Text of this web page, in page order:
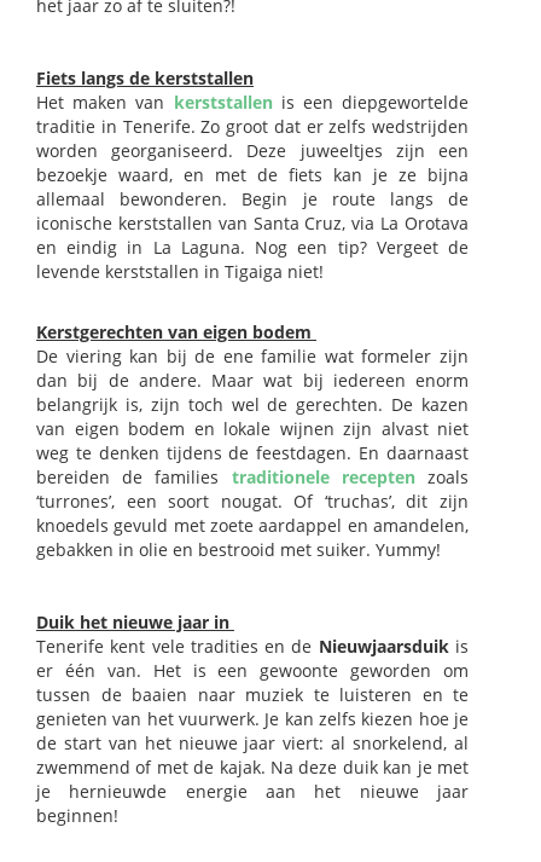
het jaar zo af te sluiten?!
Fiets langs de kerststallen
Het maken van kerststallenis een diepgewortelde
traditie in Tenerife. Zo groot dat er zelfs wedstrijden
worden georganiseerd. Deze juweeltjes zijn een
bezoekje waard, en met de fiets kan je ze bijna
allemaal bewonderen. Begin je route langs de
iconische kerststallen van Santa Cruz, via La Orotava
en eindig in La Laguna. Nog een tip? Vergeet de
levende kerststallen in Tigaiga niet!
Kerstgerechten van eigen bodem
De viering kan bij de ene familie wat formeler zijn
dan bij de andere. Maar wat bij iedereen enorm
belangrijk is, zijn toch wel de gerechten. De kazen
van eigen bodem en lokale wijnen zijn alvast niet
weg te denken tijdens de feestdagen. En daarnaast
bereiden de families traditionele receptenzoals
‘turrones’, een soort nougat. Of ‘truchas’, dit zijn
knoedels gevuld met zoete aardappel en amandelen,
gebakken in olie en bestrooid met suiker. Yummy!
Duik het nieuwe jaar in
Tenerife kent vele tradities en de Nieuwjaarsduikis
er één van. Het is een gewoonte geworden om
tussen de baaien naar muziek te luisteren en te
genieten van het vuurwerk. Je kan zelfs kiezen hoe je
de start van het nieuwe jaar viert: al snorkelend, al
zwemmend of met de kajak. Na deze duik kan je met
je hernieuwde energie aan het nieuwe jaar
beginnen!